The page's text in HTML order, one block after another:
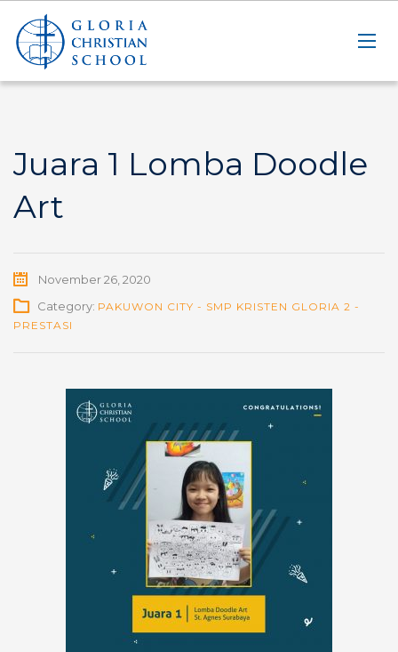
Juara 1 Lomba Doodle
Art
November 26, 2020
Category: PAKUWON CITY - SMP KRISTEN GLORIA 2 -
PRESTASI